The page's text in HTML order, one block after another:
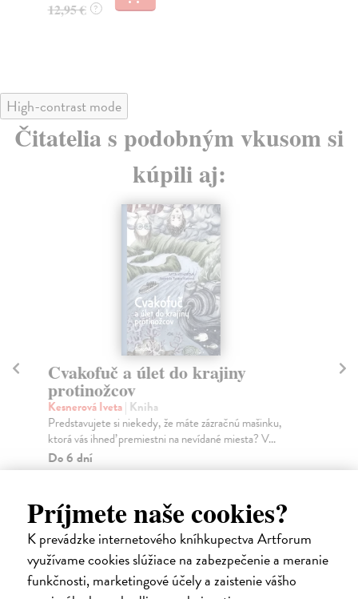
Príjmete naše cookies?
K prevádzke internetového kníhkupectva Artforum
využívame cookies slúžiace na zabezpečenie a meranie
funkčnosti, marketingové účely a zaistenie vášho
12,95 € ?
High-contrast mode
Čitatelia s podobným vkusom si
kúpili aj:
Cvakofuč a úlet do krajiny
protinožcov
Kesnerová Iveta| Kniha
Predstavujete si niekedy, že máte zázračnú mašinku,
ktorá vás ihneď premiestni na nevídané miesta? V...
Do 6 dní
10,90 € ?